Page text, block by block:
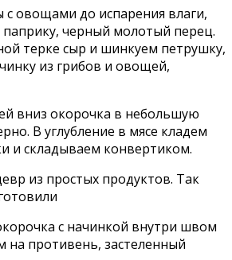
овощами до испарения влаги,
паприку, черный молотый перец.
терке сыр и шинкуем петрушку,
из грибов и овощей,
вниз окорочка в небольшую
В углубление в мясе кладем
и складываем конвертиком.
с начинкой внутри швом
на противень, застеленный